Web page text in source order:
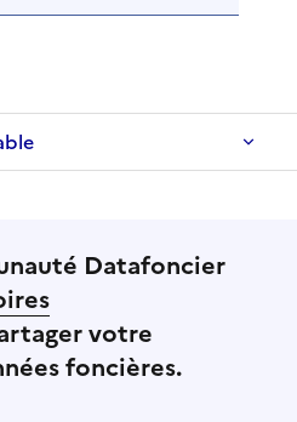
Datafoncier
votre
foncières.